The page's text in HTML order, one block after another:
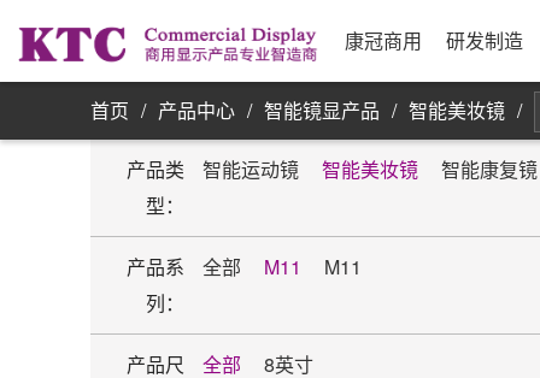
康冠商用 研发制造
首页 / 产品中心 / 智能镜显产品 / 智能美妆镜 /
产品类
型：
智能运动镜 智能美妆镜 智能康复镜
产品系
列：
全部 M11 M11
产品尺
全部 8英寸